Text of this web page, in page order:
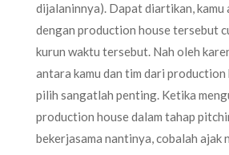
dijalaninnya). Dapat diartikan, kamu
dengan production house tersebut
kurun waktu tersebut. Nah oleh
antara kamu dan tim dari production
pilih sangatlah penting. Ketika
production house dalam tahap
bekerjasama nantinya, cobalah ajak